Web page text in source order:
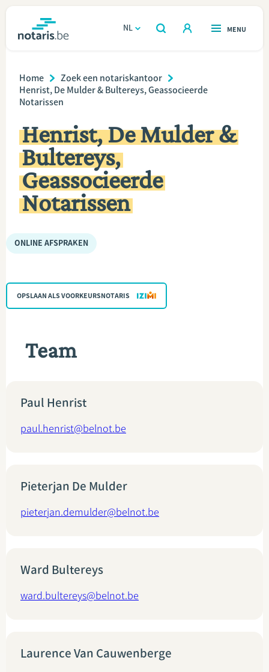
inhoud
gaan
NL
OPEN
ZOEKEN
OPEN
MENU
Wonen
Erven & schenken
Ondernemen
Over de notaris
Rekenmodules
VIND EEN NOTARIS
Breadcrumb
Home
Zoek een notariskantoor
Henrist, De Mulder & Bultereys, Geassocieerde
Notarissen
Henrist, De Mulder &
Bultereys,
Geassocieerde
Notarissen
ONLINE AFSPRAKEN
OPSLAAN ALS VOORKEURSNOTARIS
Team
Paul Henrist
paul.henrist@belnot.be
Pieterjan De Mulder
pieterjan.demulder@belnot.be
Ward Bultereys
ward.bultereys@belnot.be
Laurence Van Cauwenberge